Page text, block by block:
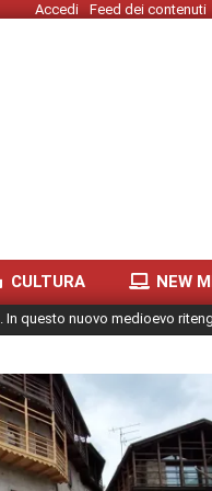
Accedi Feed dei contenuti
CULTURA NEW
questo nuovo medioevo